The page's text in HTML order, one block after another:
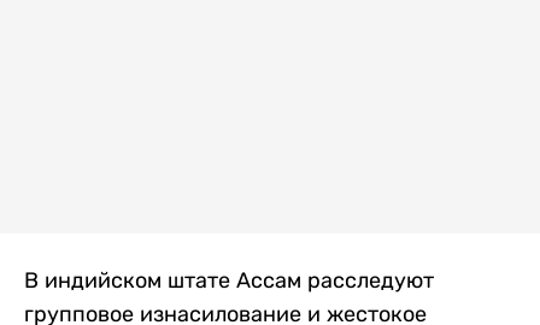
В индийском штате Ассам расследуют
групповое изнасилование и жестокое